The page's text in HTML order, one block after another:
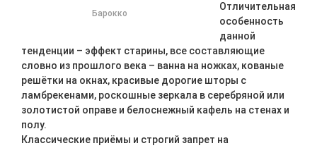
Барокко
Отличительная
особенность
данной
тенденции – эффект старины, все составляющие
словно из прошлого века – ванна на ножках, кованые
решётки на окнах, красивые дорогие шторы с
ламбрекенами, роскошные зеркала в серебряной или
золотистой оправе и белоснежный кафель на стенах и
полу.
Классические приёмы и строгий запрет на